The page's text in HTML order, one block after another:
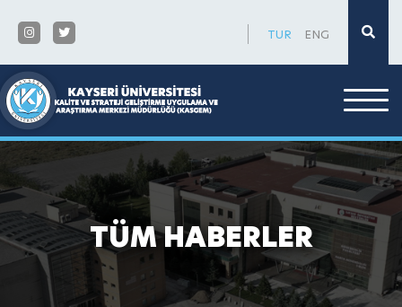
×
TUR ENG
TÜM HABERLER